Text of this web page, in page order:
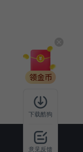
下载酷狗
意见反馈